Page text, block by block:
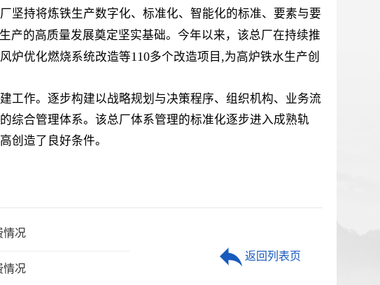
坚持将炼铁生产数字化、标准化、智能化的标准、要素与要
产的高质量发展奠定坚实基础。今年以来，该总厂在持续推
炉优化燃烧系统改造等110多个改造项目 ,为高炉铁水生产创
作。逐步构建以战略规划与决策程序、组织机构、业务流
综合管理体系。该总厂体系管理的标准化逐步进入成熟轨
创造了良好条件。
情况
情况
返回列表页